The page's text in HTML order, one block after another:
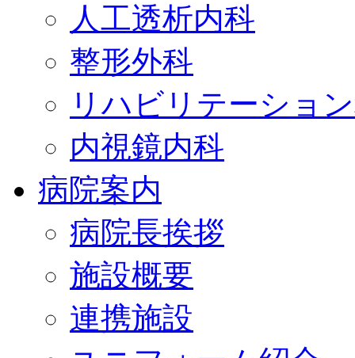
人工透析内科
整形外科
リハビリテーショ
内視鏡内科
病院案内
病院長挨拶
施設概要
連携施設